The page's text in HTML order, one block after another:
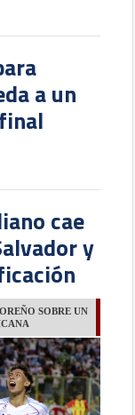
a un
cae
y
SOBRE UN